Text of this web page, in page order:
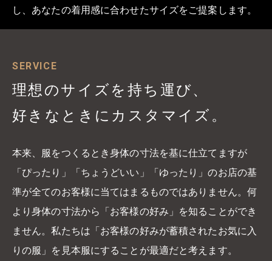
し、あなたの着用感に合わせたサイズをご提案します。
SERVICE
理想のサイズを持ち運び、
好きなときにカスタマイズ。
本来、服をつくるとき身体の寸法を基に仕立てますが
「ぴったり」「ちょうどいい」「ゆったり」のお店の基
準が全てのお客様に当てはまるものではありません。何
より身体の寸法から「お客様の好み」を知ることができ
ません。私たちは「お客様の好みが蓄積されたお気に入
りの服」を見本服にすることが最適だと考えます。